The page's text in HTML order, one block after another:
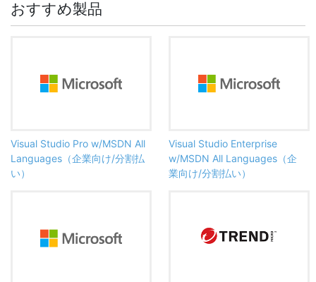
おすすめ製品
Visual Studio Pro w/MSDN All
Languages（企業向け/分割払
い）
Visual Studio Enterprise
w/MSDN All Languages（企
業向け/分割払い）